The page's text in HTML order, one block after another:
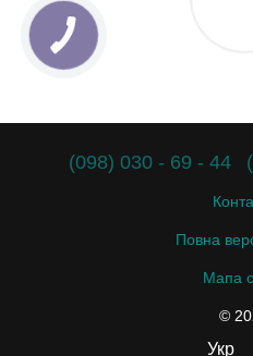
(098) 030 - 69 - 44
Повна
Мапа
©
Укр